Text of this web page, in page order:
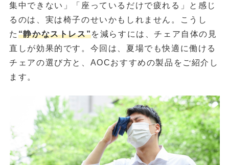
集中できない」「座っているだけで疲れる」と感じ
るのは、実は椅子のせいかもしれません。こうし
た “静かなストレス”を減らすには、チェア自体の見
直しが効果的です。今回は、夏場でも快適に働ける
チェアの選び方と、AOCおすすめの製品をご紹介し
ます。